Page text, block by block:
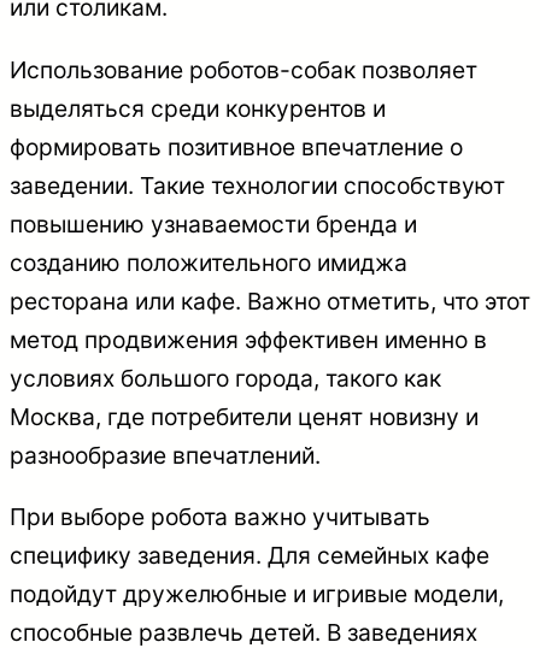
или столикам.
Использование роботов-собак позволяет
выделяться среди конкурентов и
формировать позитивное впечатление о
заведении. Такие технологии способствуют
повышению узнаваемости бренда и
созданию положительного имиджа
ресторана или кафе. Важно отметить, что этот
метод продвижения эффективен именно в
условиях большого города, такого как
Москва, где потребители ценят новизну и
разнообразие впечатлений.
При выборе робота важно учитывать
специфику заведения. Для семейных кафе
подойдут дружелюбные и игривые модели,
способные развлечь детей. В заведениях